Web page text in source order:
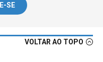
SE
VOLTAR AO TOPO